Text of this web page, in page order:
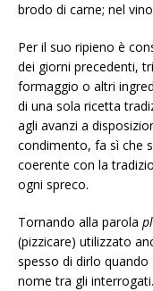
brodo di carne; nel
Per il suo ripieno è
dei giorni precedenti,
formaggio o altri
di una sola ricetta
agli avanzi a
condimento, fa sì che
coerente con la
ogni spreco.
Tornando alla parola
(pizzicare) utilizzato
spesso di dirlo quando
nome tra gli interrogati.